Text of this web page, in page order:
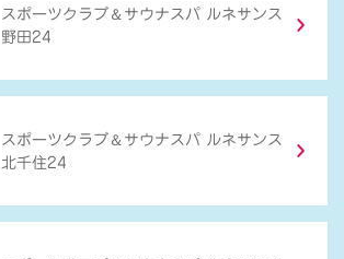
スポーツクラブ ＆ サウナスパ ルネサンス
野田24
スポーツクラブ ＆ サウナスパ ルネサンス
北千住24